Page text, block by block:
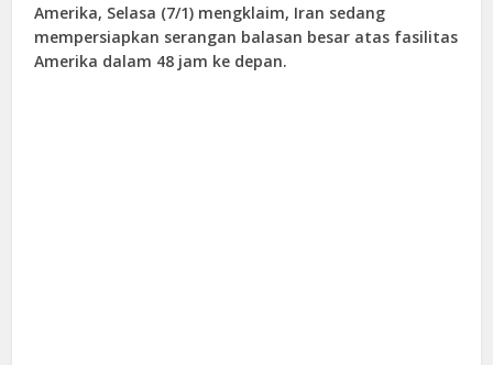
Amerika, Selasa (7/1) mengklaim, Iran sedang
mempersiapkan serangan balasan besar atas fasilitas
Amerika dalam 48 jam ke depan.